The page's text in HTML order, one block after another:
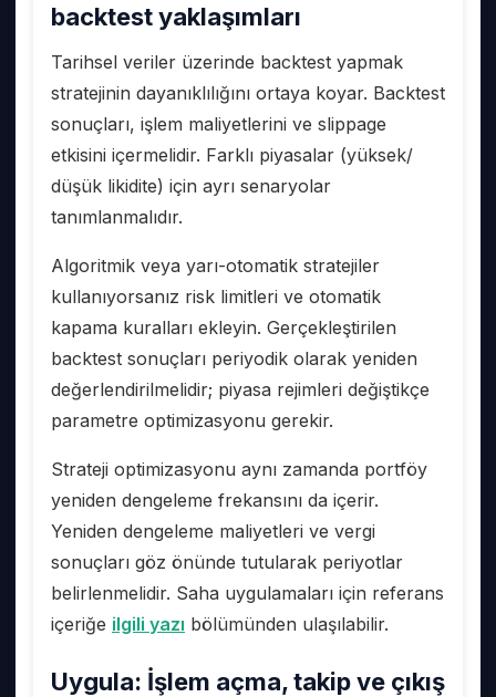
backtest yaklaşımları
Tarihsel veriler üzerinde backtest yapmak
stratejinin dayanıklılığını ortaya koyar. Backtest
sonuçları, işlem maliyetlerini ve slippage
etkisini içermelidir. Farklı piyasalar (yüksek/
düşük likidite) için ayrı senaryolar
tanımlanmalıdır.
Algoritmik veya yarı-otomatik stratejiler
kullanıyorsanız risk limitleri ve otomatik
kapama kuralları ekleyin. Gerçekleştirilen
backtest sonuçları periyodik olarak yeniden
değerlendirilmelidir; piyasa rejimleri değiştikçe
parametre optimizasyonu gerekir.
Strateji optimizasyonu aynı zamanda portföy
yeniden dengeleme frekansını da içerir.
Yeniden dengeleme maliyetleri ve vergi
sonuçları göz önünde tutularak periyotlar
belirlenmelidir. Saha uygulamaları için referans
içeriğe ilgili yazı bölümünden ulaşılabilir.
Uygula: İşlem açma, takip ve çıkış